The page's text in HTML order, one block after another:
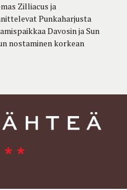
Zilliacus ja
Punkaharjusta
Davosin ja Sun
nostaminen korkean